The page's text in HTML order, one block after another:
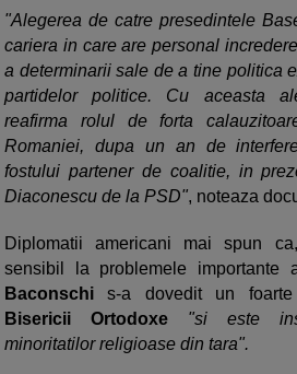
"Alegerea de catre presedintele
cariera in care are personal
a determinarii sale de a tine politica
partidelor politice. Cu aceasta
reafirma rolul de forta
Romaniei, dupa un an de
fostului partener de coalitie, in
Diaconescu de la PSD", noteaza
Diplomatii americani mai spun
sensibil la problemele importante
Baconschis-a dovedit un foarte
Bisericii Ortodoxe
"si este
minoritatilor religioase din tara".